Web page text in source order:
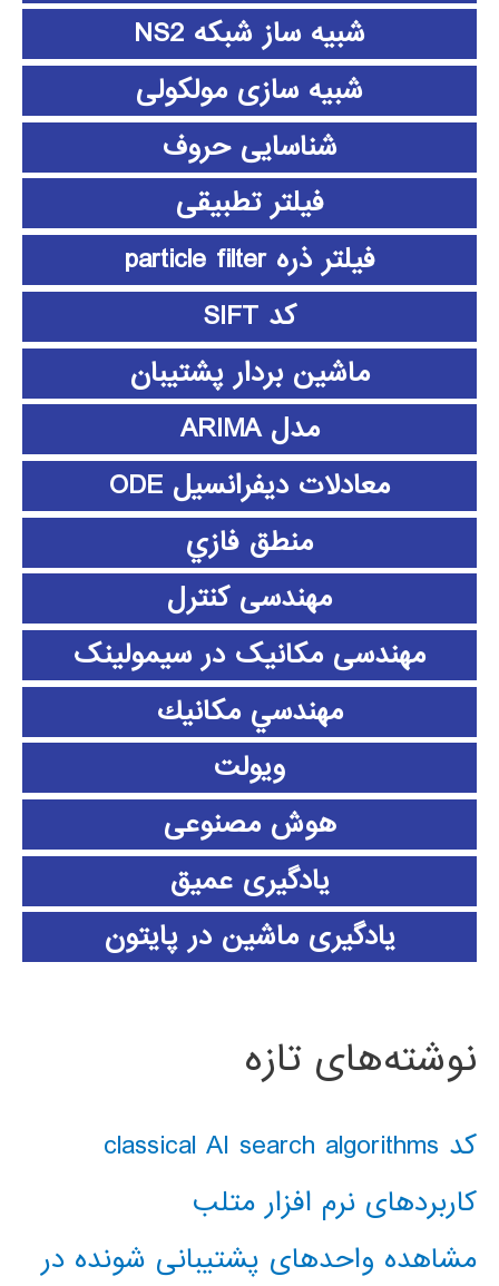
شبیه ساز شبکه NS2
شبیه سازی مولکولی
شناسایی حروف
فیلتر تطبیقی
فیلتر ذره particle filter
کد SIFT
ماشین بردار پشتیبان
مدل ARIMA
معادلات دیفرانسیل ODE
منطق فازي
مهندسی کنترل
مهندسی مکانیک در سیمولینک
مهندسي مكانيك
ویولت
هوش مصنوعی
یادگیری عمیق
یادگیری ماشین در پایتون
نوشته‌های تازه
کد classical AI search algorithms
کاربردهای نرم افزار متلب
مشاهده واحدهای پشتیبانی شونده در